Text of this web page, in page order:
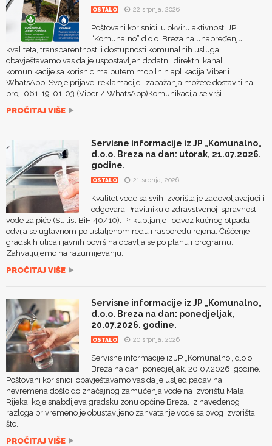
OSTALO 22 srpnja, 2026
Poštovani korisnici, u okviru aktivnosti JP
“Komunalno” d.o.o. Breza na unapređenju
kvaliteta, transparentnosti i dostupnosti komunalnih usluga,
obavještavamo vas da je uspostavljen dodatni, direktni kanal
komunikacije sa korisnicima putem mobilnih aplikacija Viber i
WhatsApp. Svoje prijave, reklamacije i zapažanja možete dostaviti na
broj: 061-19-01-03 (Viber / WhatsApp)Komunikacija se vrši...
PROČITAJ VIŠE
Servisne informacije iz JP „Komunalno„
d.o.o. Breza na dan: utorak, 21.07.2026.
godine.
OSTALO 21 srpnja, 2026
Kvalitet vode sa svih izvorišta je zadovoljavajući i
odgovara Pravilniku o zdravstvenoj ispravnosti
vode za piće (Sl. list BiH 40/10). Prikupljanje i odvoz kućnog otpada
odvija se uglavnom po ustaljenom redu i rasporedu rejona. Čišćenje
gradskih ulica i javnih površina obavlja se po planu i programu.
Zahvaljujemo na razumijevanju...
PROČITAJ VIŠE
Servisne informacije iz JP „Komunalno„
d.o.o. Breza na dan: ponedjeljak,
20.07.2026. godine.
OSTALO 20 srpnja, 2026
Servisne informacije iz JP „Komunalno„ d.o.o.
Breza na dan: ponedjeljak, 20.07.2026. godine.
Poštovani korisnici, obavještavamo vas da je usljed padavina i
nevremena došlo do značajnog zamućenja vode na izvorištu Mala
Rijeka, koje snabdijeva gradsku zonu općine Breza. Iz navedenog
razloga privremeno je obustavljeno zahvatanje vode sa ovog izvorišta,
što...
PROČITAJ VIŠE